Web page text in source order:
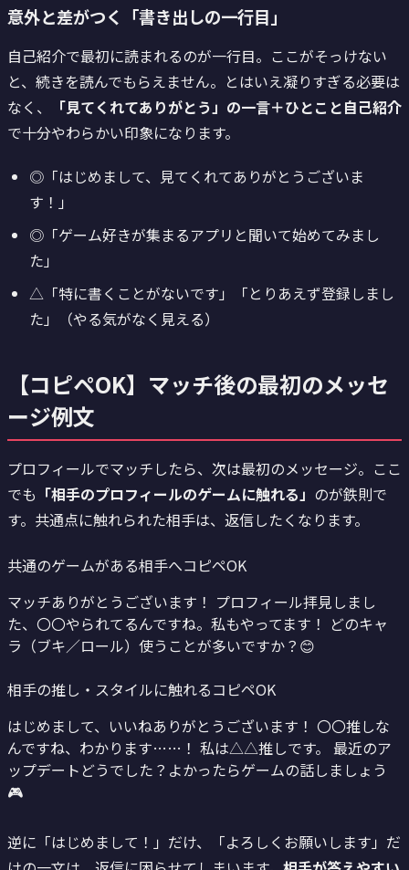
意外と差がつく「書き出しの一行目」
自己紹介で最初に読まれるのが一行目。ここがそっけない
と、続きを読んでもらえません。とはいえ凝りすぎる必要は
なく、
「見てくれてありがとう」の一言＋ひとこと自己紹介
で十分やわらかい印象になります。
◎「はじめまして、見てくれてありがとうございま
す！」
◎「ゲーム好きが集まるアプリと聞いて始めてみまし
た」
△「特に書くことがないです」「とりあえず登録しまし
た」（やる気がなく見える）
【コピペOK】マッチ後の最初のメッセ
ージ例文
プロフィールでマッチしたら、次は最初のメッセージ。ここ
でも 「相手のプロフィールのゲームに触れる」 のが鉄則で
す。共通点に触れられた相手は、返信したくなります。
共通のゲームがある相手へコピペOK
マッチありがとうございます！ プロフィール拝見しまし
た、〇〇やられてるんですね。私もやってます！ どのキャ
ラ（ブキ／ロール）使うことが多いですか？😊
相手の推し・スタイルに触れるコピペOK
はじめまして、いいねありがとうございます！ 〇〇推しな
んですね、わかります……！ 私は△△推しです。 最近のア
ップデートどうでした？よかったらゲームの話しましょう
🎮
逆に「はじめまして！」だけ、「よろしくお願いします」だ